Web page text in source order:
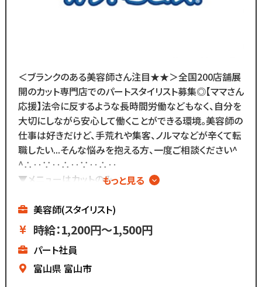
各店舗にベテランスタッフが
在籍しているので
分からないことがあれば
すぐに聞くことができる環境です◎
カットメニューがないので
すぐに覚えられる仕事内容です♪
また、担当・予約制ではなく
お客様とは最低限しか
会話をしないスタイルなので
お客様との関係作りが苦手...
という方にもピッタリ◎
＜ブランクのある美容師さん注目★★＞全国200店舗展
開のカット専門店でのパートスタイリスト募集◎【ママさん
応援】法令に反するような長時間労働などもなく、自分を
大切にしながら安心して働くことができる環境。美容師の
仕事は好きだけど、手荒れや集客、ノルマなどが辛くて転
職したい...そんな悩みを抱える方、一度ご相談ください^
^∴‥∵‥∴‥∵‥∴‥
▼メニューはカットのみ
▼ブランクがあっても安心
▼全国200店舗展開
▼地域に愛される安心経営
∴‥∵‥∴‥∵‥∴‥
《仕事内容》
もっと見る
美容師(スタイリスト)
時給：1,200円～1,500円
パート社員
富山県 富山市